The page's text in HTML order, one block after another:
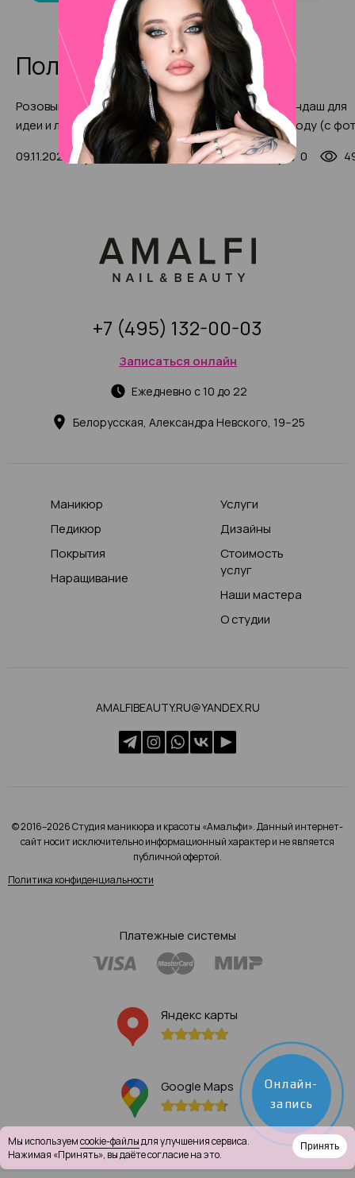
Полезные статьи
Розовый маникюр: стильные
идеи и лучшие сочетания в
2025 году (250 фото)
09.11.2024 1 14468
Выбираем карандаш для
бровей в 2025 году (с
примерами)
18.01.2024 0
Белорусская, Александра Невского, 19–25
Ежедневно с 10 до 22
Записаться онлайн
+7 (495) 132-00-03
Маникюр
Педикюр
Покрытия
Наращивание
Услуги
Дизайны
Стоимость
услуг
Наши мастера
О студии
AMALFIBEAUTY.RU@YANDEX.RU
© 2016–2026 Студия маникюра и красоты «Амальфи». Данный интернет-
сайт носит исключительно информационный характер и не является
публичной офертой.
Политика конфиденциальности
Платежные системы
Яндекс карты
Google Maps
Онлайн-
запись
Мы используемcookie-файлыдля улучшения сервиса.
Нажимая «Принять», вы даёте согласие на это.
Принять